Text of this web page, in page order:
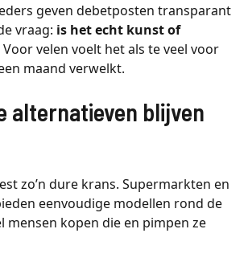
geven debetposten transparant
vraag: is het echt kunst of
Voor velen voelt het als te veel voor
maand verwelkt.
alternatieven blijven
zo’n dure krans. Supermarkten en
eenvoudige modellen rond de
mensen kopen die en pimpen ze